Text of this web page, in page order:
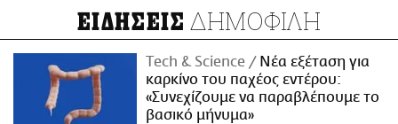
ΕΙΔΗΣΕΙΣ ΔΗΜΟΦΙΛΗ
Τech & Science
Νέα εξέταση για
καρκίνο του παχέος εντέρου:
«Συνεχίζουμε να παραβλέπουμε το
βασικό μήνυμα»